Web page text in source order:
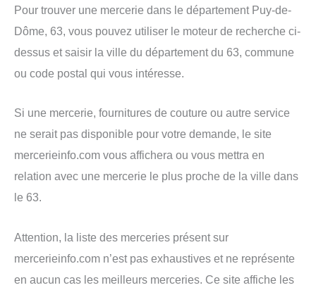
Pour trouver une mercerie dans le département Puy-de-
Dôme, 63, vous pouvez utiliser le moteur de recherche ci-
dessus et saisir la ville du département du 63, commune
ou code postal qui vous intéresse.
Si une mercerie, fournitures de couture ou autre service
ne serait pas disponible pour votre demande, le site
mercerieinfo.com vous affichera ou vous mettra en
relation avec une mercerie le plus proche de la ville dans
le 63.
Attention, la liste des merceries présent sur
mercerieinfo.com n’est pas exhaustives et ne représente
en aucun cas les meilleurs merceries. Ce site affiche les